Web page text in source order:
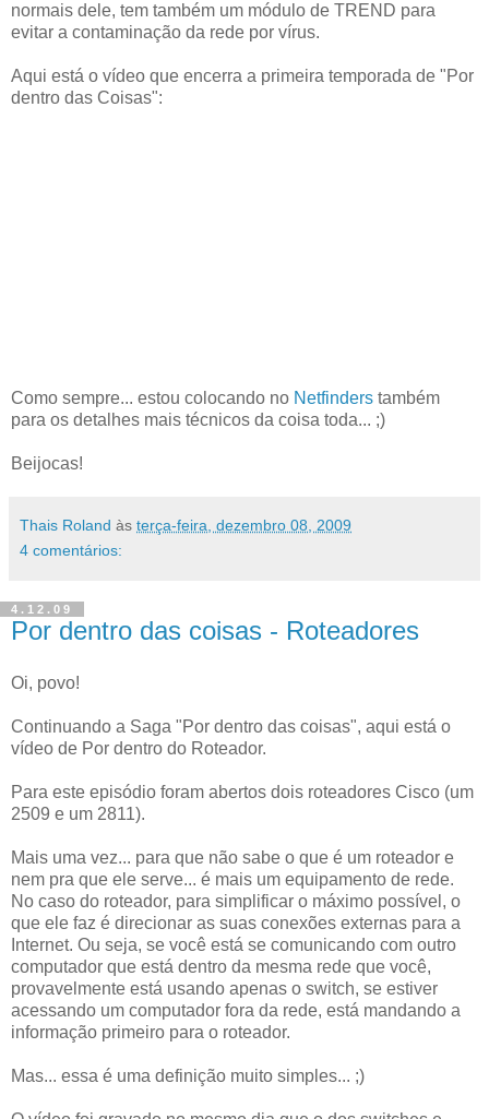
normais dele, tem também um módulo de TREND para
evitar a contaminação da rede por vírus.
Aqui está o vídeo que encerra a primeira temporada de "Por
dentro das Coisas":
Como sempre... estou colocando no Netfinders também
para os detalhes mais técnicos da coisa toda... ;)
Beijocas!
Thais Roland às terça-feira, dezembro 08, 2009
4 comentários:
4.12.09
Por dentro das coisas - Roteadores
Oi, povo!
Continuando a Saga "Por dentro das coisas", aqui está o
vídeo de Por dentro do Roteador.
Para este episódio foram abertos dois roteadores Cisco (um
2509 e um 2811).
Mais uma vez... para que não sabe o que é um roteador e
nem pra que ele serve... é mais um equipamento de rede.
No caso do roteador, para simplificar o máximo possível, o
que ele faz é direcionar as suas conexões externas para a
Internet. Ou seja, se você está se comunicando com outro
computador que está dentro da mesma rede que você,
provavelmente está usando apenas o switch, se estiver
acessando um computador fora da rede, está mandando a
informação primeiro para o roteador.
Mas... essa é uma definição muito simples... ;)